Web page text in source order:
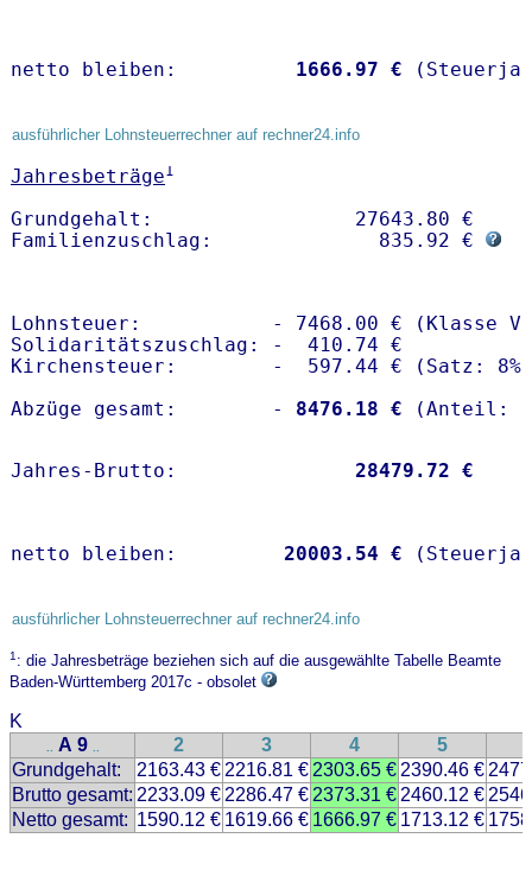
netto bleiben: 1666.97 €
ausführlicher Lohnsteuerrechner auf rechner24.info
Jahresbeträge1
Grundgehalt:                 27643.80 €
Familienzuschlag:              835.92 €
Lohnsteuer:           - 7468.00 € (Klasse V)
Solidaritätszuschlag: -  410.74 €
Kirchensteuer:        -  597.44 € (Satz: 8%)
Abzüge gesamt:        -
8476.18 €
Jahres-Brutto: 28479.72 €
netto bleiben: 20003.54 €
ausführlicher Lohnsteuerrechner auf rechner24.info
1: die Jahresbeträge beziehen sich auf die ausgewählte Tabelle Beamte
Baden-Württemberg 2017c - obsolet
K
.. A 9 .. 2 3 4 5
Grundgehalt:
2163.43 € 2216.81 € 2303.65 € 2390.46 €
Brutto gesamt: 2233.09 € 2286.47 € 2373.31 € 2460.12 €
Netto gesamt: 1590.12 € 1619.66 € 1666.97 € 1713.12 €